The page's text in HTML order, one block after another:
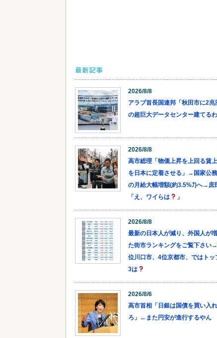
最新記事
2026/8/8
アラブ首長国連邦「秋田市に2兆
の超巨大データセンター建てるわ
2026/8/8
高市総理「物価上昇を上回る賃
を日本に定着させる」→国家公
の月給大幅増額(約3.5%⤴)へ→庶
「え、ワイらは
」
2026/8/8
最新の日本人が減り、外国人が
た街市ランキングをご覧下さい
位川口市、4位京都市、ではトッ
3は
2026/8/6
高市首相「日銀は国債を買い入れ
ろ」←また円安が進行するやん